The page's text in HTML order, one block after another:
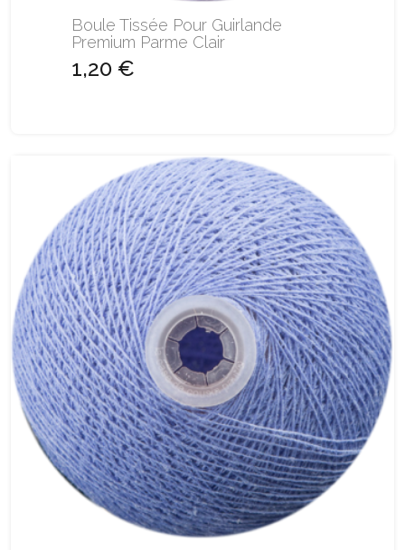
Boule Tissée Pour Guirlande
Premium Parme Clair
1,20 €